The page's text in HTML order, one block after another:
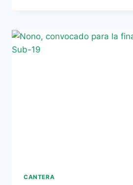
CANTERA